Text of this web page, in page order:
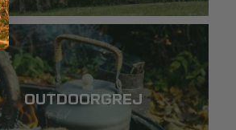
OUTDOORGREJ